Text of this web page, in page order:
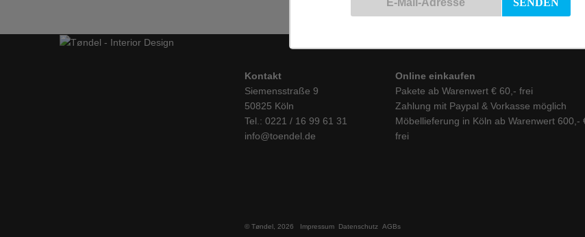
Kontakt
Siemensstraße 9
50825 Köln
Tel.: 0221 / 16 99 61 31
info@toendel.de
Online einkaufen
Pakete ab Warenwert € 60,- frei
Zahlung mit Paypal & Vorkasse möglich
Möbellieferung in Köln ab Warenwert 600,-
frei
© Tøndel, 2026 Impressum Datenschutz AGBs